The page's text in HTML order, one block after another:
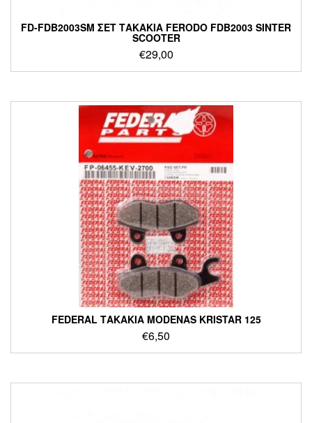
FD-FDB2003SM ΣΕΤ ΤΑΚΑΚΙΑ FERODO FDB2003 SINTER
SCOOTER
€29,00
FEDERAL ΤΑΚΑΚΙΑ MODENAS KRISTAR 125
€6,50